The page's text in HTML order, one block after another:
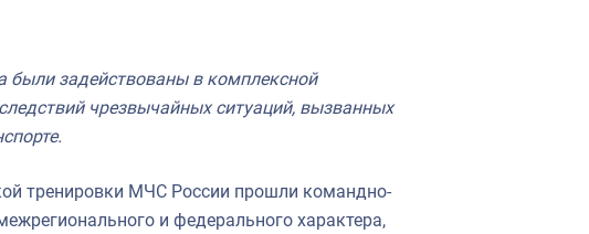
были задействованы в комплексной
чрезвычайных ситуаций, вызванных
тренировки МЧС России прошли командно-
и федерального характера,